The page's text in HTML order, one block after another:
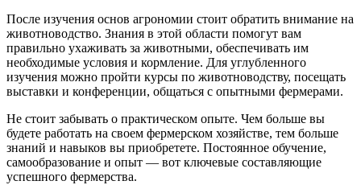
После изучения основ агрономии стоит обратить внимание на
животноводство. Знания в этой области помогут вам
правильно ухаживать за животными, обеспечивать им
необходимые условия и кормление. Для углубленного
изучения можно пройти курсы по животноводству, посещать
выставки и конференции, общаться с опытными фермерами.
Не стоит забывать о практическом опыте. Чем больше вы
будете работать на своем фермерском хозяйстве, тем больше
знаний и навыков вы приобретете. Постоянное обучение,
самообразование и опыт — вот ключевые составляющие
успешного фермерства.